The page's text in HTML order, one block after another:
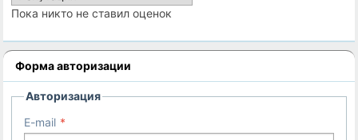
Пока никто не ставил оценок
Форма авторизации
Авторизация
E-mail